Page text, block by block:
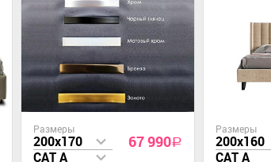
Размеры
200x170
CAT A
67 990a
Размеры
200x160
CAT A